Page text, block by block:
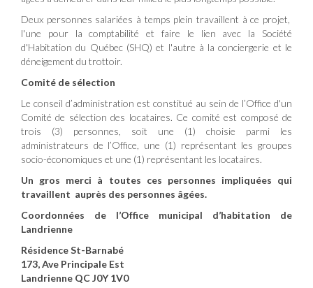
Deux personnes salariées à temps plein travaillent à ce projet,
l'une pour la comptabilité et faire le lien avec la Société
d'Habitation du Québec (SHQ) et l'autre à la conciergerie et le
déneigement du trottoir.
Comité de sélection
Le conseil d’administration est constitué au sein de l’Office d'un
Comité de sélection des locataires. Ce comité est composé de
trois (3) personnes, soit une (1) choisie parmi les
administrateurs de l’Office, une (1) représentant les groupes
socio-économiques et une (1) représentant les locataires.
Un gros merci à toutes ces personnes impliquées qui
travaillent auprès des personnes âgées.
Coordonnées de l’Office municipal d’habitation de
Landrienne
Résidence St-Barnabé
173, Ave Principale Est
Landrienne QC J0Y 1V0